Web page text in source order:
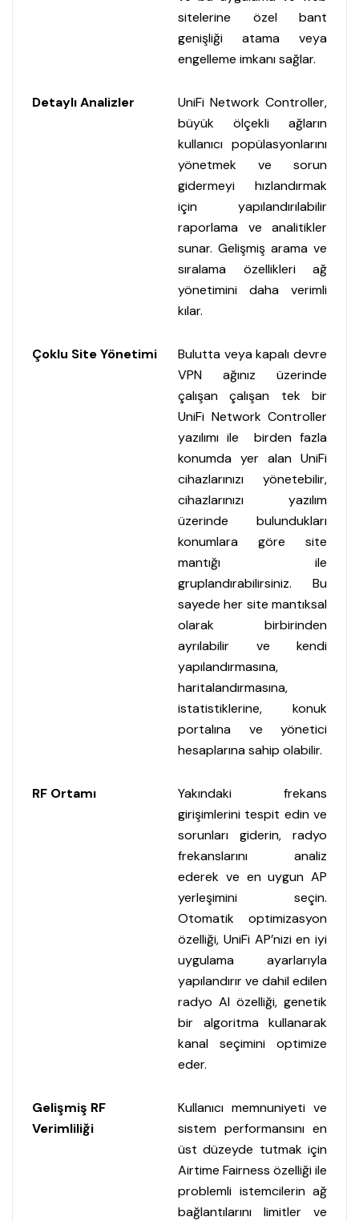
sitelerine özel bant
genişliği atama veya
engelleme imkanı sağlar.
Detaylı Analizler
UniFi Network Controller,
büyük ölçekli ağların
kullanıcı popülasyonlarını
yönetmek ve sorun
gidermeyi hızlandırmak
için yapılandırılabilir
raporlama ve analitikler
sunar. Gelişmiş arama ve
sıralama özellikleri ağ
yönetimini daha verimli
kılar.
Çoklu Site Yönetimi
Bulutta veya kapalı devre
VPN ağınız üzerinde
çalışan çalışan tek bir
UniFi Network Controller
yazılımı ile birden fazla
konumda yer alan UniFi
cihazlarınızı yönetebilir,
cihazlarınızı yazılım
üzerinde bulundukları
konumlara göre site
mantığı ile
gruplandırabilirsiniz. Bu
sayede her site mantıksal
olarak birbirinden
ayrılabilir ve kendi
yapılandırmasına,
haritalandırmasına,
istatistiklerine, konuk
portalına ve yönetici
hesaplarına sahip olabilir.
RF Ortamı
Yakındaki frekans
girişimlerini tespit edin ve
sorunları giderin, radyo
frekanslarını analiz
ederek ve en uygun AP
yerleşimini seçin.
Otomatik optimizasyon
özelliği, UniFi AP’nizi en iyi
uygulama ayarlarıyla
yapılandırır ve dahil edilen
radyo AI özelliği, genetik
bir algoritma kullanarak
kanal seçimini optimize
eder.
Gelişmiş RF
Verimliliği
Kullanıcı memnuniyeti ve
sistem performansını en
üst düzeyde tutmak için
Airtime Fairness özelliği ile
problemli istemcilerin ağ
bağlantılarını limitler ve